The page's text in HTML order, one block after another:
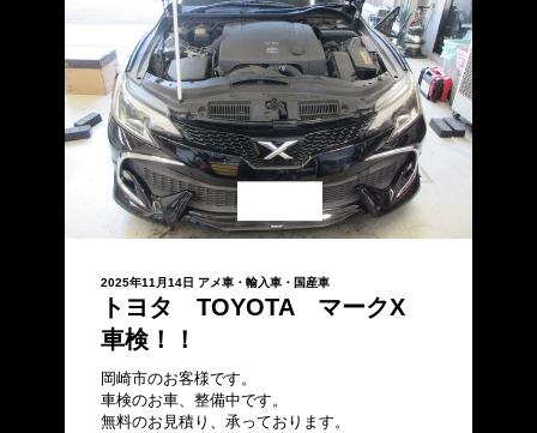
2025年11月14日 アメ車・輸入車・国産車
トヨタ TOYOTA マークX
車検！！
岡崎市のお客様です。
車検のお車、整備中です。
無料のお見積り、承っております。